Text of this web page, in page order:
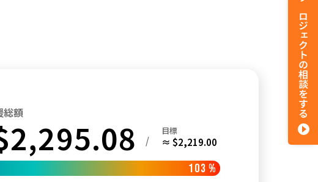
総額
/
目標
≈ $2,219.00
103 %
プロジェクトの相談をする